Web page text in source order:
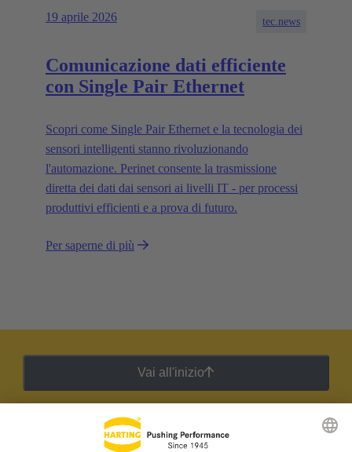
19 aprile 2026 tec.news
Comunicazione dati efficiente
con Single Pair Ethernet
Scopri come Single Pair Ethernet e la tecnologia dei
sensori intelligenti stanno rivoluzionando
l'automazione. Perinet consente la trasmissione
diretta dei dati dai sensori ai livelli IT - per processi
produttivi efficienti e a prova di futuro.
Per saperne di più
Vai all'inizio
Newsletter HARTING